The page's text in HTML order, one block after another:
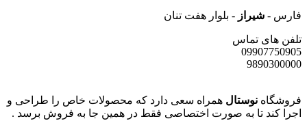
فارس - شیراز - بلوار هفت تنان
تلفن های تماس
09907750905
9890300000
فروشگاه نوستال همراه سعی دارد که محصولات خاص را طراحی و
اجرا کند تا به صورت اختصاصی فقط در همین جا به فروش برسد .